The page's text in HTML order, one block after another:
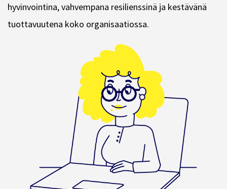
hyvinvointina, vahvempana resilienssinä ja kestävänä
tuottavuutena koko organisaatiossa.